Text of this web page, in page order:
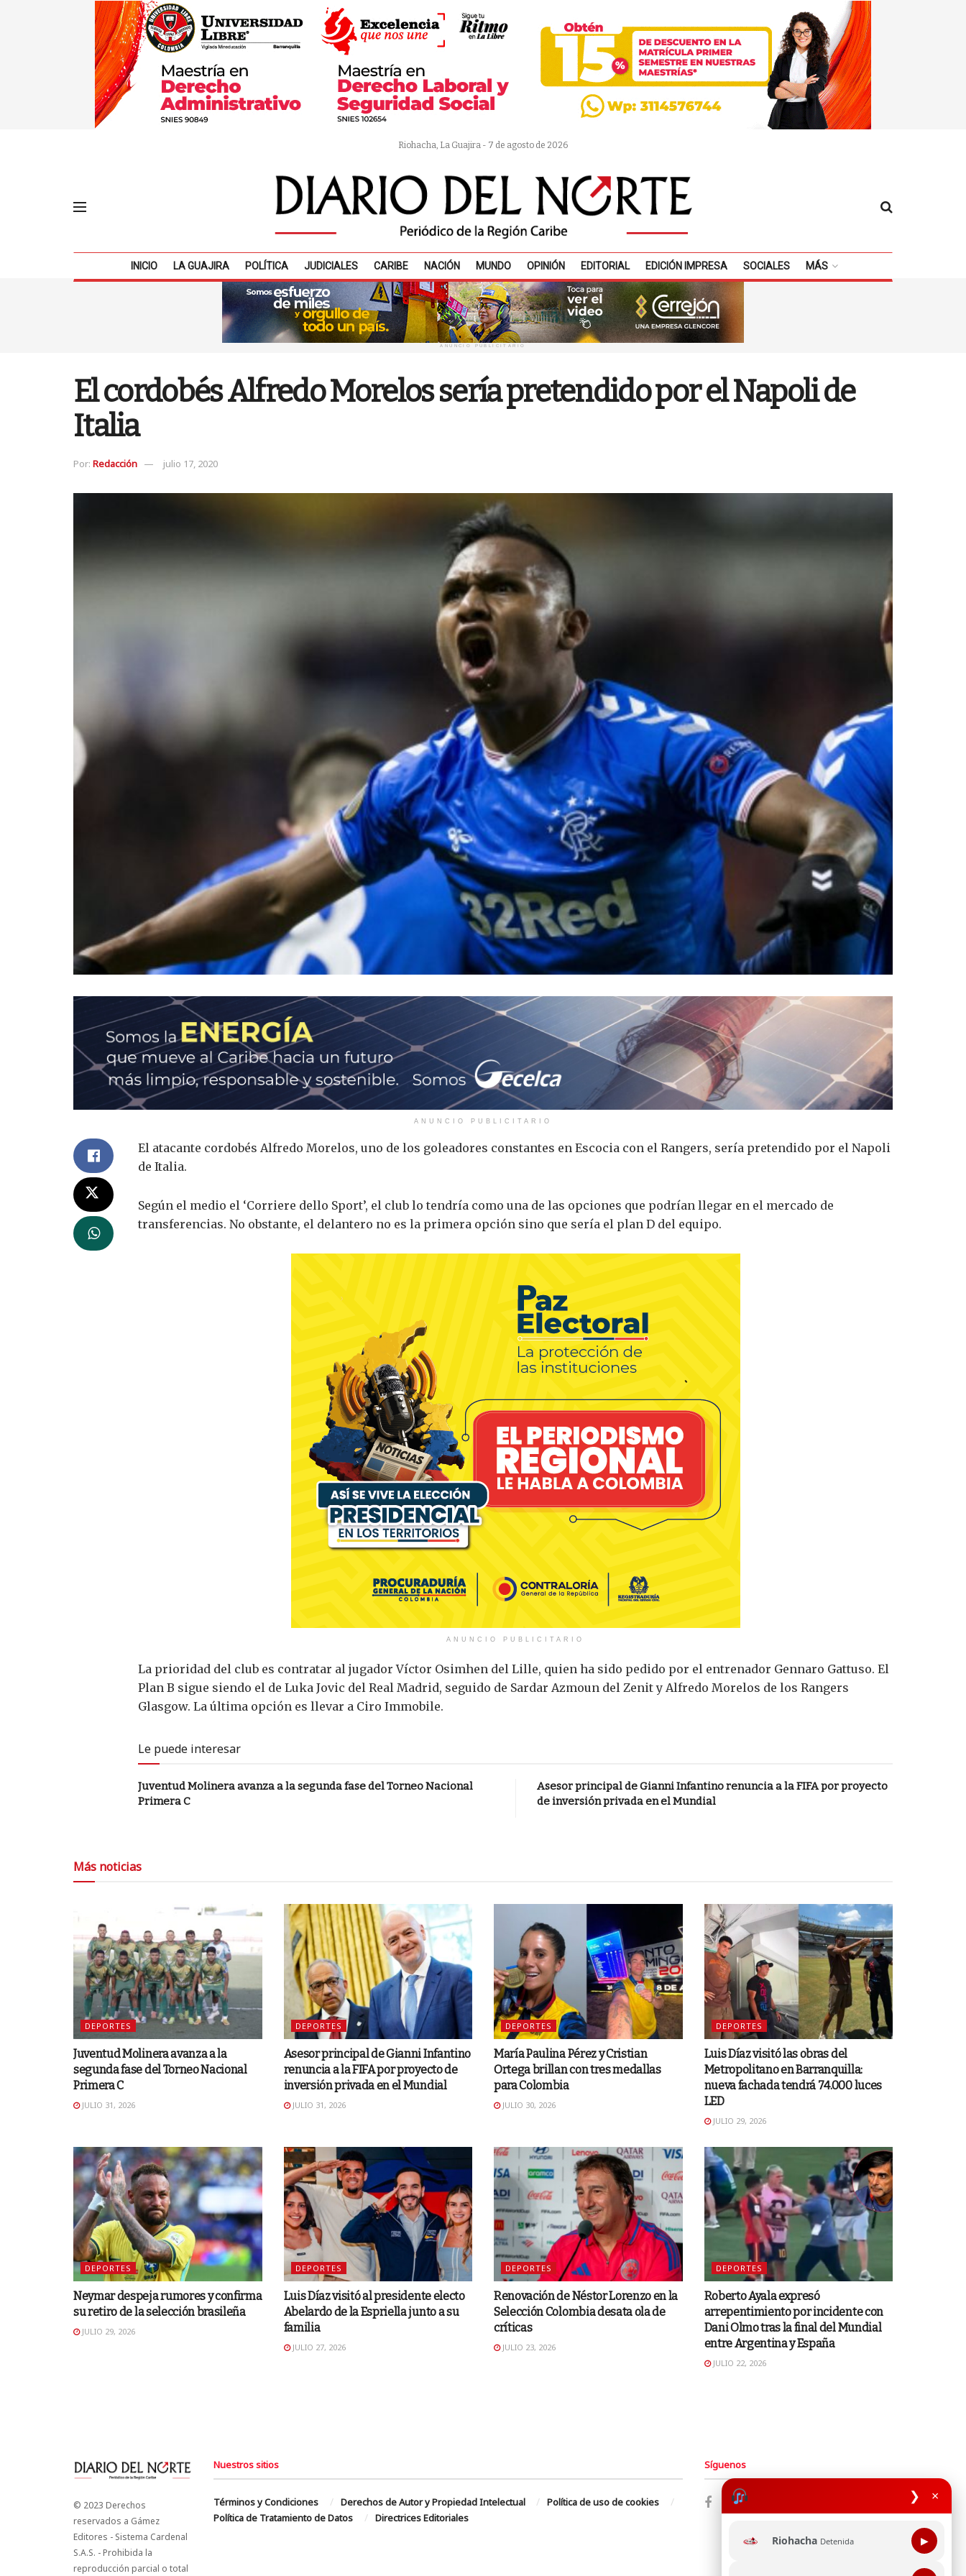
❯ ×
Riohacha Detenida ▶
Riohacha, La Guajira - 7 de agosto de 2026
INICIO LA GUAJIRA POLÍTICA JUDICIALES CARIBE NACIÓN MUNDO OPINIÓN EDITORIAL EDICIÓN IMPRESA SOCIALES MÁS
ANUNCIO PUBLICITARIO
El cordobés Alfredo Morelos sería pretendido por el Napoli de
Italia
Por: Redacción julio 17, 2020
ANUNCIO PUBLICITARIO
El atacante cordobés Alfredo Morelos, uno de los goleadores constantes en Escocia con el Rangers, sería pretendido por el Napoli
de Italia.
Según el medio el ‘Corriere dello Sport’, el club lo tendría como una de las opciones que podrían llegar en el mercado de
transferencias. No obstante, el delantero no es la primera opción sino que sería el plan D del equipo.
ANUNCIO PUBLICITARIO
La prioridad del club es contratar al jugador Víctor Osimhen del Lille, quien ha sido pedido por el entrenador Gennaro Gattuso. El
Plan B sigue siendo el de Luka Jovic del Real Madrid, seguido de Sardar Azmoun del Zenit y Alfredo Morelos de los Rangers
Glasgow. La última opción es llevar a Ciro Immobile.
Le puede interesar
Juventud Molinera avanza a la segunda fase del Torneo Nacional
Primera C
Asesor principal de Gianni Infantino renuncia a la FIFA por proyecto
de inversión privada en el Mundial
Más noticias
DEPORTES
Juventud Molinera avanza a la
segunda fase del Torneo Nacional
Primera C
JULIO 31, 2026
DEPORTES
Asesor principal de Gianni Infantino
renuncia a la FIFA por proyecto de
inversión privada en el Mundial
JULIO 31, 2026
DEPORTES
María Paulina Pérez y Cristian
Ortega brillan con tres medallas
para Colombia
JULIO 30, 2026
DEPORTES
Luis Díaz visitó las obras del
Metropolitano en Barranquilla:
nueva fachada tendrá 74.000 luces
LED
JULIO 29, 2026
DEPORTES
Neymar despeja rumores y confirma
su retiro de la selección brasileña
JULIO 29, 2026
DEPORTES
Luis Díaz visitó al presidente electo
Abelardo de la Espriella junto a su
familia
JULIO 27, 2026
DEPORTES
Renovación de Néstor Lorenzo en la
Selección Colombia desata ola de
críticas
JULIO 23, 2026
DEPORTES
Roberto Ayala expresó
arrepentimiento por incidente con
Dani Olmo tras la final del Mundial
entre Argentina y España
JULIO 22, 2026
© 2023 Derechos
reservados a Gámez
Editores - Sistema Cardenal
S.A.S. - Prohibida la
reproducción parcial o total
Nuestros sitios
Términos y Condiciones Derechos de Autor y Propiedad Intelectual
Política de uso de cookies
Política de Tratamiento de Datos
Directrices Editoriales
Síguenos